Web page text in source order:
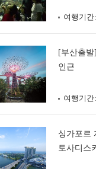
여행기간:
[부산출
인근
여행기간:
싱가포르
토사디스